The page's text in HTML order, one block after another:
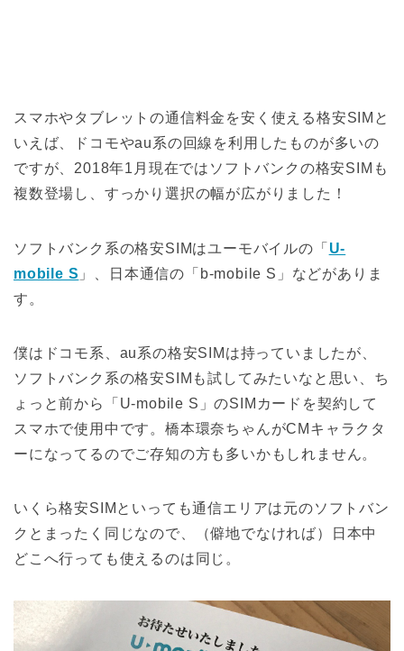
スマホやタブレットの通信料金を安く使える格安SIMと
いえば、ドコモやau系の回線を利用したものが多いの
ですが、2018年1月現在ではソフトバンクの格安SIMも
複数登場し、すっかり選択の幅が広がりました！
ソフトバンク系の格安SIMはユーモバイルの「 U-
mobile S 」、日本通信の「b-mobile S」などがありま
す。
僕はドコモ系、au系の格安SIMは持っていましたが、
ソフトバンク系の格安SIMも試してみたいなと思い、ち
ょっと前から「U-mobile S」のSIMカードを契約して
スマホで使用中です。橋本環奈ちゃんがCMキャラクタ
ーになってるのでご存知の方も多いかもしれません。
いくら格安SIMといっても通信エリアは元のソフトバン
クとまったく同じなので、（僻地でなければ）日本中
どこへ行っても使えるのは同じ。